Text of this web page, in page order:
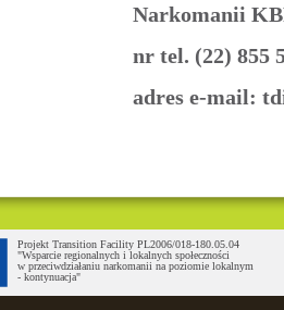
Narkomanii
nr tel. (22) 855
adres e-mail:
Projekt Transition Facility PL2006/018-180.05.04
"Wsparcie regionalnych i lokalnych społeczności
w przeciwdziałaniu narkomanii na poziomie lokalnym
- kontynuacja"